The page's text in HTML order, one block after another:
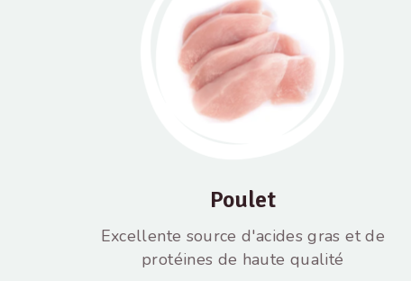
Poulet
Excellente source d'acides gras et de
protéines de haute qualité